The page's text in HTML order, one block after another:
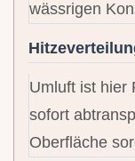
wässrigen
Umluft ist hier
sofort
Oberfläche